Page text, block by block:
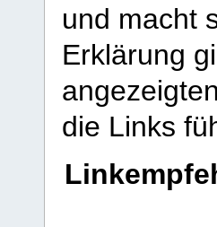
und macht
Erklärung
die Links